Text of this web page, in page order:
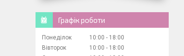
Графік роботи
Понеділок 10:00
18:00
Вівторок
10:00
18:00